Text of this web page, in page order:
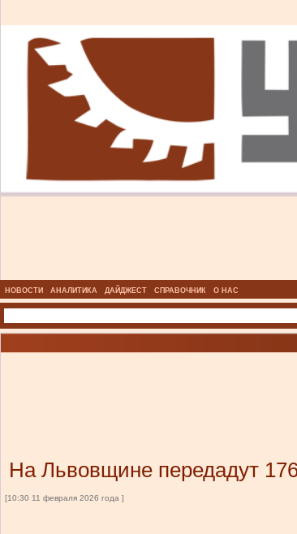
НОВОСТИ АНАЛИТИКА ДАЙДЖЕСТ СПРАВОЧНИК О НАС
На Львовщине передадут
[10:30 11 февраля 2026 года ]